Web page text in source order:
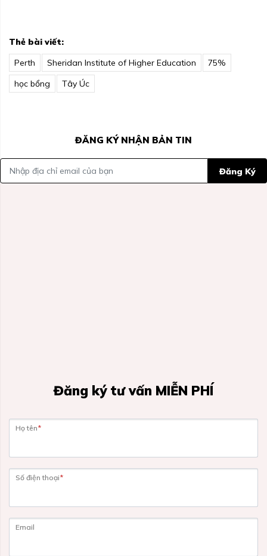
Thẻ bài viết:
Perth
Sheridan Institute of Higher Education
75%
học bổng
Tây Úc
ĐĂNG KÝ NHẬN BẢN TIN
Đăng Ký
Đăng ký tư vấn MIỄN PHÍ
Họ tên*
Số điện thoại*
Email